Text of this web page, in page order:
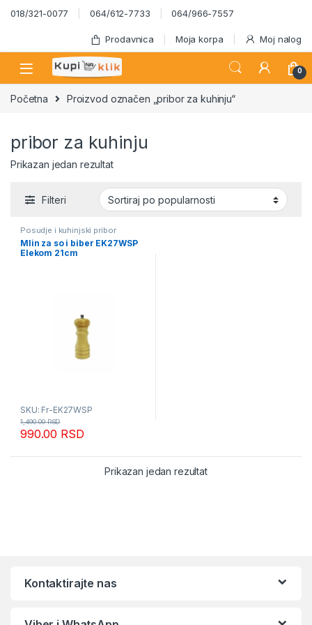
Skip to navigation
Skip to content
018/321-0077 064/612-7733 064/966-7557
Prodavnica Moja korpa Moj nalog
0
Početna Proizvod označen „pribor za kuhinju“
pribor za kuhinju
Prikazan jedan rezultat
Filteri
Posudje i kuhinjski pribor
Mlin za so i biber EK27WSP
Elekom 21cm
SKU: Fr-EK27WSP
990.00 RSD
1,490.00RSD
Prikazan jedan rezultat
Kontaktirajte nas